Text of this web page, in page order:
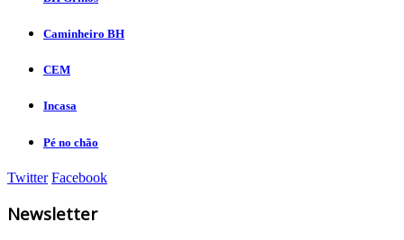
Caminheiro BH
CEM
Incasa
Pé no chão
Twitter Facebook
Newsletter